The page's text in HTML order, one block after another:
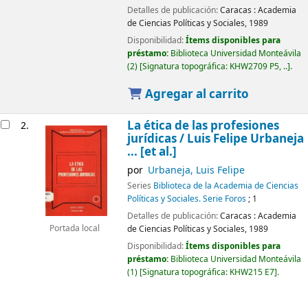
Detalles de publicación:Caracas :Academia
de Ciencias Políticas y Sociales, 1989
Disponibilidad:Ítems disponibles para
préstamo: Biblioteca Universidad Monteávila
(2) Signatura topográfica: KHW2709 P5, .. .
Agregar al carrito
2.
Portada local
La ética de las profesiones
jurídicas / Luis Felipe Urbaneja
... [et al.]
por Urbaneja, Luis Felipe
Series Biblioteca de la Academia de Ciencias
Políticas y Sociales. Serie Foros; 1
Detalles de publicación:Caracas :Academia
de Ciencias Políticas y Sociales, 1989
Disponibilidad:Ítems disponibles para
préstamo: Biblioteca Universidad Monteávila
(1) Signatura topográfica: KHW215 E7 .